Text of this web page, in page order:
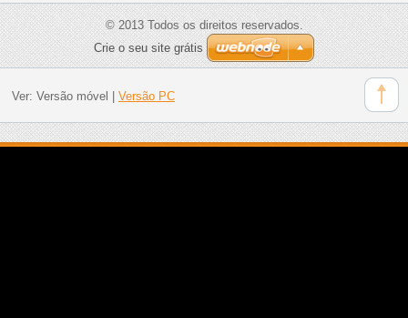
© 2013 Todos os direitos reservados.
Crie o seu site grátis
Ver: Versão móvel Versão PC